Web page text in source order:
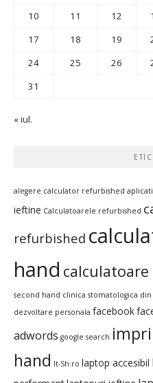
10
11 12
17
18 19
24
25 26
31
« iul.
alegere calculator refurbished
ieftine Calculatoarele refurbished
refurbished
hand calculatoare
second hand clinica stomatologica
dezvoltare personala facebook
adwords google search
hand It-Sh.ro laptop accesibil